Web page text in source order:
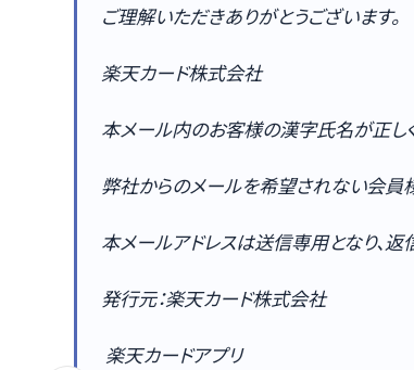
ご理解いただきありがとうございます。
楽天カード株式会社
本メール内のお客様の漢字氏名が正し
弊社からのメールを希望されない会員
本メールアドレスは送信専用となり、返
発行元：楽天カード株式会社
楽天カードアプリ